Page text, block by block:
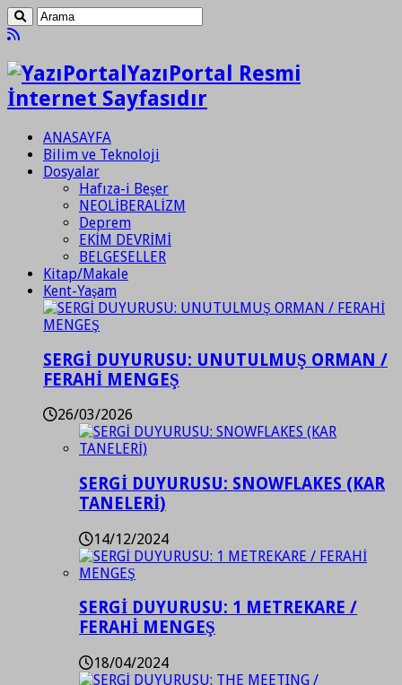
YazıPortal Resmi
İnternet Sayfasıdır
ANASAYFA
Bilim ve Teknoloji
Dosyalar
Hafıza-i Beşer
NEOLİBERALİZM
Deprem
EKİM DEVRİMİ
BELGESELLER
Kitap/Makale
Kent-Yaşam
SERGİ DUYURUSU: UNUTULMUŞ ORMAN /
FERAHİ MENGEŞ
26/03/2026
SERGİ DUYURUSU: SNOWFLAKES (KAR
TANELERİ)
14/12/2024
SERGİ DUYURUSU: 1 METREKARE /
FERAHİ MENGEŞ
18/04/2024